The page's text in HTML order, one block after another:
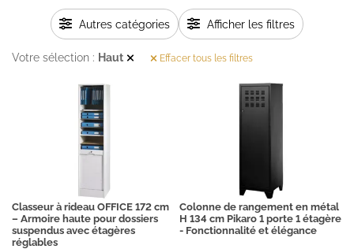
Votre sélection : Haut Effacer tous les filtres
Classeur à rideau OFFICE 172 cm
– Armoire haute pour dossiers
suspendus avec étagères
réglables
Colonne de rangement en métal
H 134 cm Pikaro 1 porte 1 étagère
- Fonctionnalité et élégance
Autres catégories Afficher les filtres